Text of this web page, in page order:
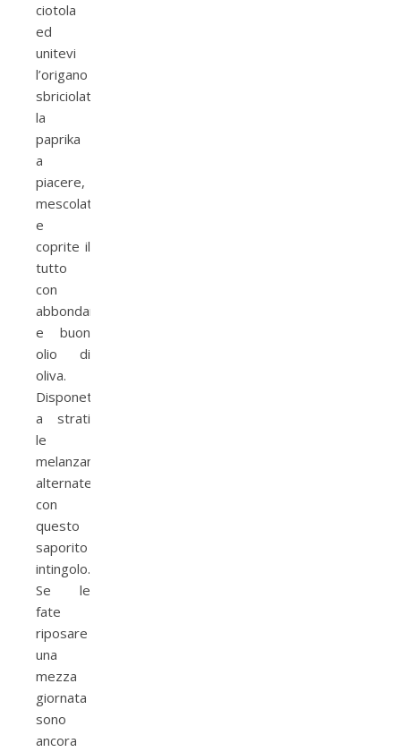
ciotola
ed
unitevi
l’origano
sbriciolato,
la
paprika
a
piacere,
mescolate
e
coprite il
tutto
con
abbondante
e buon
olio di
oliva.
Disponete
a strati
le
melanzane
alternate
con
questo
saporito
intingolo.
Se le
fate
riposare
una
mezza
giornata
sono
ancora